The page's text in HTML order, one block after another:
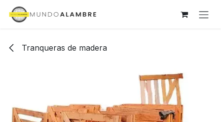
Ir al contenido
Tranqueras de madera